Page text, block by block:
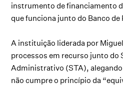
instrumento de financiamento
que funciona junto do Banco de
A instituição liderada por
processos em recurso junto do
Administrativo (STA), alegando
não cumpre o princípio da